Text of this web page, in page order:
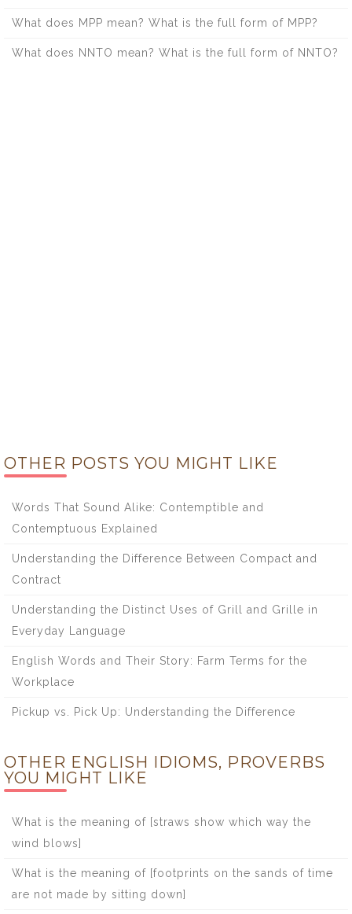
What does MPP mean? What is the full form of MPP?
What does NNTO mean? What is the full form of NNTO?
OTHER POSTS YOU MIGHT LIKE
Words That Sound Alike: Contemptible and
Contemptuous Explained
Understanding the Difference Between Compact and
Contract
Understanding the Distinct Uses of Grill and Grille in
Everyday Language
English Words and Their Story: Farm Terms for the
Workplace
Pickup vs. Pick Up: Understanding the Difference
OTHER ENGLISH IDIOMS, PROVERBS
YOU MIGHT LIKE
What is the meaning of [straws show which way the
wind blows]
What is the meaning of [footprints on the sands of time
are not made by sitting down]